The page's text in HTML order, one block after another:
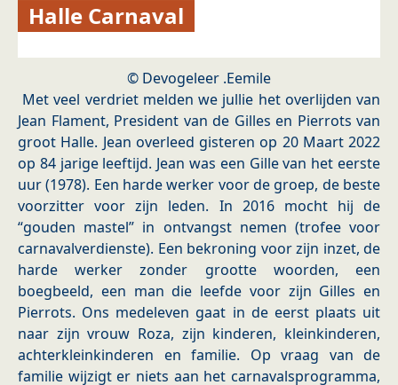
Halle Carnaval
© Devogeleer .Eemile
Met veel verdriet melden we jullie het overlijden van
Jean Flament, President van de Gilles en Pierrots van
groot Halle. Jean overleed gisteren op 20 Maart 2022
op 84 jarige leeftijd. Jean was een Gille van het eerste
uur (1978). Een harde werker voor de groep, de beste
voorzitter voor zijn leden. In 2016 mocht hij de
“gouden mastel” in ontvangst nemen (trofee voor
carnavalverdienste). Een bekroning voor zijn inzet, de
harde werker zonder grootte woorden, een
boegbeeld, een man die leefde voor zijn Gilles en
Pierrots. Ons medeleven gaat in de eerst plaats uit
naar zijn vrouw Roza, zijn kinderen, kleinkinderen,
achterkleinkinderen en familie. Op vraag van de
familie wijzigt er niets aan het carnavalsprogramma,